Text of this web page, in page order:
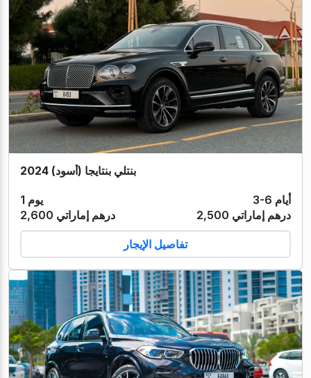
بنتلي بنتايجا (أسود) 2024
1 يوم
3-6 أيام
2,600 درهم إماراتي
2,500 درهم إماراتي
تفاصيل الإيجار